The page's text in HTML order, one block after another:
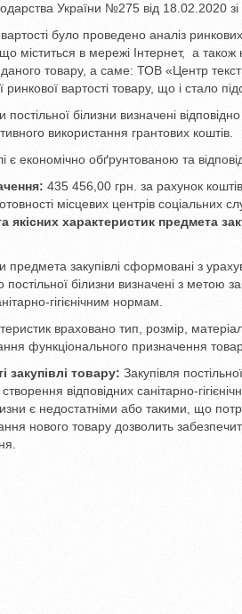
України №275 від 18.02.2020 зі
було проведено аналіз
міститься в мережі Інтернет, а
даного товару, а саме: ТОВ «Центр
вартості товару, що і стало
постільної білизни визначені
використання грантових коштів.
є економічно обґрунтованою та
435 456,00 грн. за рахунок
місцевих центрів соціальних
якісних характеристик предмета
предмета закупівлі сформовані з
білизни визначені з метою
гігієнічним нормам.
враховано тип, розмір,
функціонального призначення
закупівлі товару: Закупівля
відповідних санітарно-
є недостатніми або такими, що
нового товару дозволить